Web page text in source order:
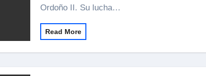
Ordoño II. Su lucha…
Read More